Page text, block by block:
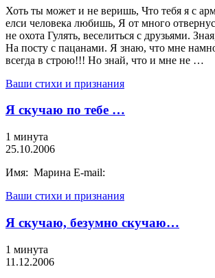
Хоть ты может и не веришь, Что тебя я с
елси человека любишь, Я от много
не охота Гулять, веселиться с друзьями.
На посту с пацанами. Я знаю, что мне
всегда в строю!!! Но знай, что и мне не …
Ваши стихи и признания
Я скучаю по тебе …
1 минута
25.10.2006
Имя: Марина E-mail:
Ваши стихи и признания
Я скучаю, безумно скучаю…
1 минута
11.12.2006